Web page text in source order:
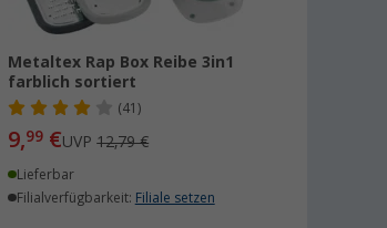
Metaltex Rap Box Reibe 3in1
farblich sortiert
(41)
9,99 €UVP12,79 €
Lieferbar
Filialverfügbarkeit: Filiale setzen